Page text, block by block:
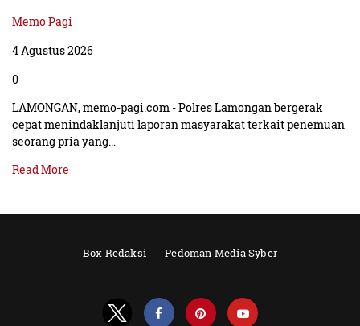
Memo Pagi
4 Agustus 2026
0
LAMONGAN, memo-pagi.com - Polres Lamongan bergerak
cepat menindaklanjuti laporan masyarakat terkait penemuan
seorang pria yang…
Read More
Box Redaksi Pedoman Media Syber